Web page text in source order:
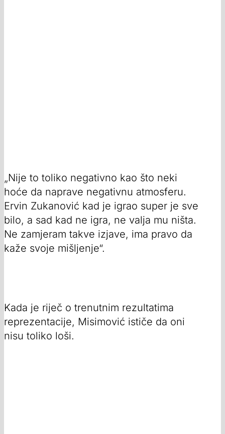
„Nije to toliko negativno kao što neki
hoće da naprave negativnu atmosferu.
Ervin Zukanović kad je igrao super je sve
bilo, a sad kad ne igra, ne valja mu ništa.
Ne zamjeram takve izjave, ima pravo da
kaže svoje mišljenje“.
Kada je riječ o trenutnim rezultatima
reprezentacije, Misimović ističe da oni
nisu toliko loši.